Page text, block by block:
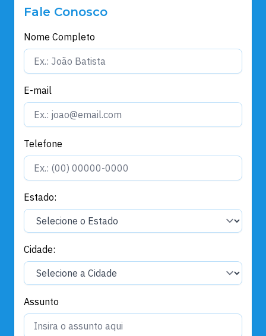
Fale Conosco
Nome Completo
E-mail
Telefone
Estado:
Cidade:
Assunto